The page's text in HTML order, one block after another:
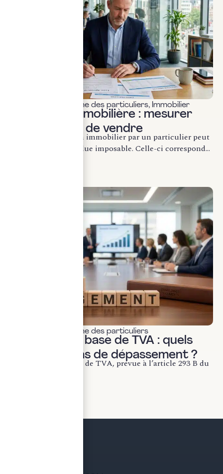
Fiscalité & patrimoine des particuliers, Immobilier
Plus-value immobilière : mesurer
l’impôt avant de vendre
La cession d’un bien immobilier par un particulier peut
générer une plus-value imposable. Celle-ci correspond...
Fiscalité & patrimoine des particuliers
Franchise en base de TVA : quels
risques en cas de dépassement ?
La franchise en base de TVA, prévue à l’article 293 B du